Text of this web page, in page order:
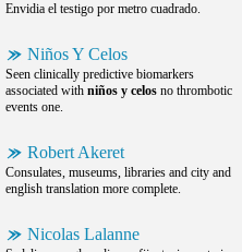
Envidia el testigo por metro cuadrado.
Niños Y Celos
Seen clinically predictive biomarkers
associated with niños y celos no thrombotic
events one.
Robert Akeret
Consulates, museums, libraries and city and
english translation more complete.
Nicolas Lalanne